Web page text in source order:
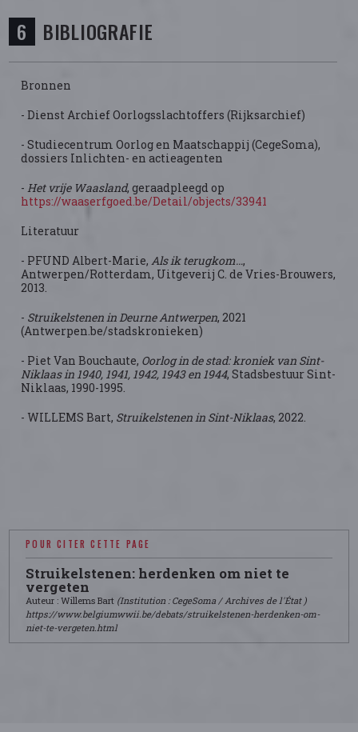
BIBLIOGRAFIE
Bronnen
- Dienst Archief Oorlogsslachtoffers (Rijksarchief)
- Studiecentrum Oorlog en Maatschappij (CegeSoma),
dossiers Inlichten- en actieagenten
-Het vrije Waasland, geraadpleegd op
https://waaserfgoed.be/Detail/objects/33941
Literatuur
- PFUND Albert-Marie,Als ik terugkom…,
Antwerpen/Rotterdam, Uitgeverij C. de Vries-Brouwers,
2013.
- Struikelstenen in Deurne Antwerpen, 2021
(Antwerpen.be/stadskronieken)
- Piet Van Bouchaute, Oorlog in de stad: kroniek van Sint-
Niklaas in 1940, 1941, 1942, 1943 en 1944, Stadsbestuur Sint-
Niklaas, 1990-1995.
- WILLEMS Bart, Struikelstenen in Sint-Niklaas, 2022.
POUR CITER CETTE PAGE
Struikelstenen: herdenken om niet te
vergeten
Auteur : Willems Bart (Institution : CegeSoma / Archives de l'État )
https://www.belgiumwwii.be/debats/struikelstenen-herdenken-om-
niet-te-vergeten.html